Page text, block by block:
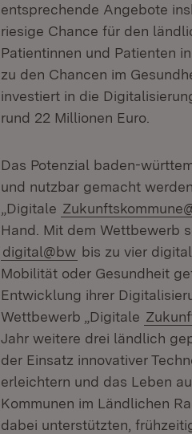
entsprechende Angebote
riesige Chance für den
Patientinnen und Patienten
zu den Chancen im
investiert in die
rund 22 Millionen Euro.
Das Potenzial baden-
und nutzbar gemacht
„Digitale
Hand. Mit dem Wettbewerb
digital@bw bis zu vier
Mobilität oder Gesundheit
Entwicklung ihrer
Wettbewerb „Digitale
Jahr weitere drei ländlich
der Einsatz innovativer
erleichtern und das Leben
Kommunen im Ländlichen
dabei unterstützten,